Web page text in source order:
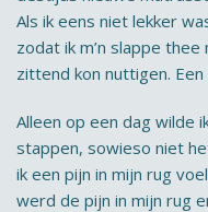
Als ik eens niet lekker
zodat ik m’n slappe
zittend kon nuttigen.
Alleen op een dag wilde
stappen, sowieso niet
ik een pijn in mijn rug
werd de pijn in mijn rug